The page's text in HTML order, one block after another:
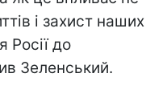
і захист наших
Росії до
Зеленський.